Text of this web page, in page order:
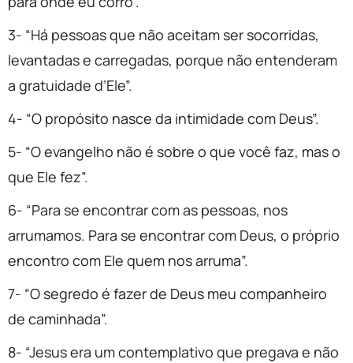
3- “Há pessoas que não aceitam ser socorridas,
levantadas e carregadas, porque não entenderam
a gratuidade d’Ele”.
4- “O propósito nasce da intimidade com Deus”.
5- “O evangelho não é sobre o que você faz, mas o
que Ele fez”.
6- “Para se encontrar com as pessoas, nos
arrumamos. Para se encontrar com Deus, o próprio
encontro com Ele quem nos arruma”.
7- “O segredo é fazer de Deus meu companheiro
de caminhada”.
8- “Jesus era um contemplativo que pregava e não